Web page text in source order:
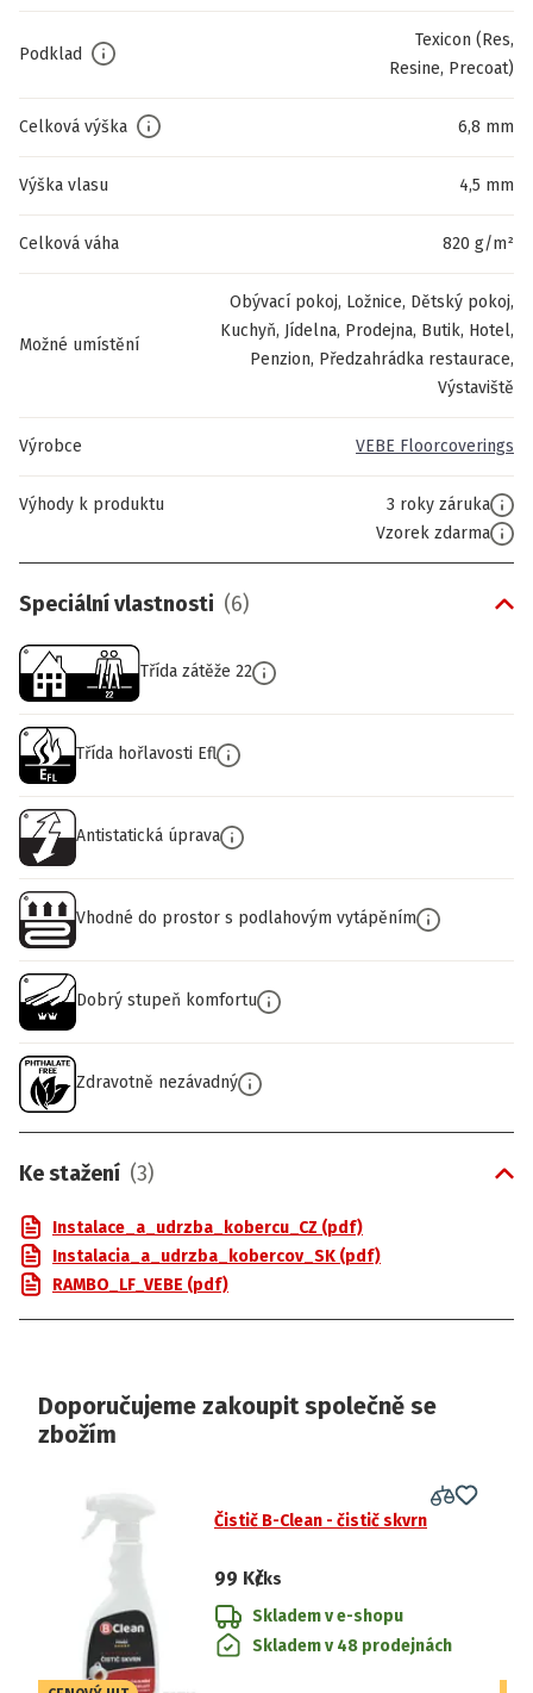
Podklad
Texicon (Res,
Resine, Precoat)
Celková výška 6,8 mm
Výška vlasu 4,5 mm
Celková váha 820 g/m²
Možné umístění
Obývací pokoj, Ložnice, Dětský pokoj,
Kuchyň, Jídelna, Prodejna, Butik, Hotel,
Penzion, Předzahrádka restaurace,
Výstaviště
Výrobce VEBE Floorcoverings
Výhody k produktu
3 roky záruka
Vzorek zdarma
Speciální vlastnosti (6)
Třída zátěže 22
Třída hořlavosti Efl
Antistatická úprava
Vhodné do prostor s podlahovým vytápěním
Dobrý stupeň komfortu
Zdravotně nezávadný
Ke stažení (3)
Instalace_a_udrzba_kobercu_CZ (pdf)
Instalacia_a_udrzba_kobercov_SK (pdf)
RAMBO_LF_VEBE (pdf)
Doporučujeme zakoupit společně se
zbožím
Čistič B-Clean - čistič skvrn
99 Kč/ks
Skladem v e-shopu
Skladem v 48 prodejnách